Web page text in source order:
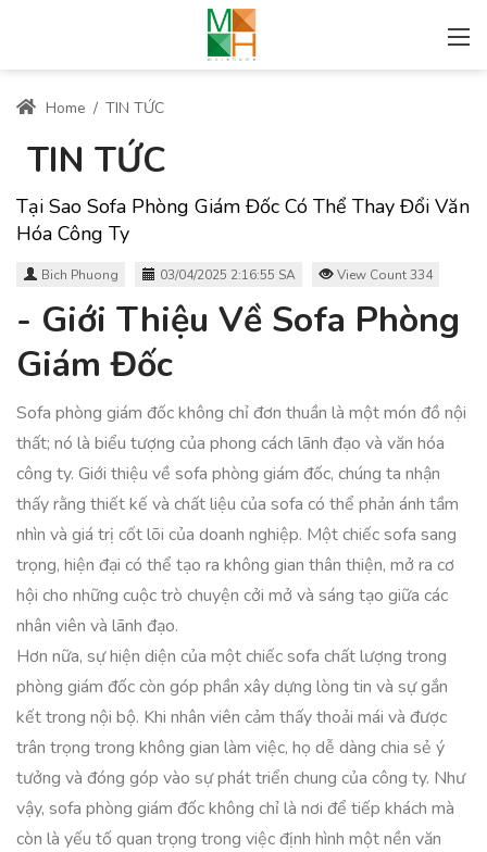
Home / TIN TỨC
TIN TỨC
Tại Sao Sofa Phòng Giám Đốc Có Thể Thay Đổi Văn
Hóa Công Ty
Bich Phuong 03/04/2025 2:16:55 SA View Count 334
- Giới Thiệu Về Sofa Phòng
Giám Đốc
Sofa phòng giám đốc không chỉ đơn thuần là một món đồ nội
thất; nó là biểu tượng của phong cách lãnh đạo và văn hóa
công ty. Giới thiệu về sofa phòng giám đốc, chúng ta nhận
thấy rằng thiết kế và chất liệu của sofa có thể phản ánh tầm
nhìn và giá trị cốt lõi của doanh nghiệp. Một chiếc sofa sang
trọng, hiện đại có thể tạo ra không gian thân thiện, mở ra cơ
hội cho những cuộc trò chuyện cởi mở và sáng tạo giữa các
nhân viên và lãnh đạo.
Hơn nữa, sự hiện diện của một chiếc sofa chất lượng trong
phòng giám đốc còn góp phần xây dựng lòng tin và sự gắn
kết trong nội bộ. Khi nhân viên cảm thấy thoải mái và được
trân trọng trong không gian làm việc, họ dễ dàng chia sẻ ý
tưởng và đóng góp vào sự phát triển chung của công ty. Như
vậy, sofa phòng giám đốc không chỉ là nơi để tiếp khách mà
còn là yếu tố quan trọng trong việc định hình một nền văn